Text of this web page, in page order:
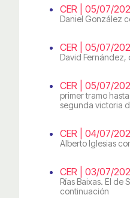
CER | 05/07/
Daniel González
CER | 05/07/
David Fernández,
CER | 05/07/
primer tramo
segunda victoria
CER | 04/07/
Alberto Iglesias
CER | 03/07/
Rías Baixas. El de
continuación